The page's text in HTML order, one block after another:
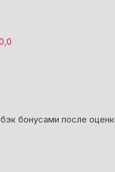
бонусами после